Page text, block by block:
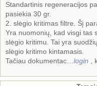
Standartinis regeneracijos
pasiekia 30 gr.
2. slėgio kritimas filtre. Šį
Yra nuomonių, kad visgi tas
slėgio kritimu. Tai yra
slėgio kritimo kintamasis.
Tačiau dokumentac… login ,